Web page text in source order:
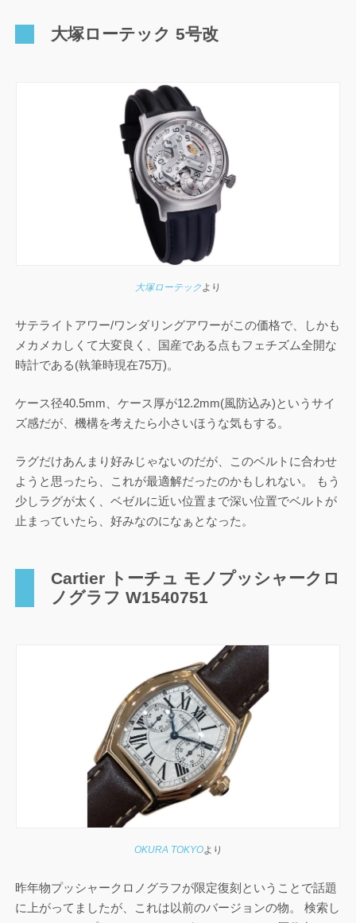
大塚ローテック 5号改
大塚ローテックより
サテライトアワー/ワンダリングアワーがこの価格で、しかも
メカメカしくて大変良く、国産である点もフェチズム全開な
時計である(執筆時現在75万)。
ケース径40.5mm、ケース厚が12.2mm(風防込み)というサイ
ズ感だが、機構を考えたら小さいほうな気もする。
ラグだけあんまり好みじゃないのだが、このベルトに合わせ
ようと思ったら、これが最適解だったのかもしれない。 もう
少しラグが太く、ベゼルに近い位置まで深い位置でベルトが
止まっていたら、好みなのになぁとなった。
Cartier トーチュ モノプッシャークロ
ノグラフ W1540751
OKURA TOKYOより
昨年物プッシャークロノグラフが限定復刻ということで話題
に上がってましたが、これは以前のバージョンの物。 検索し